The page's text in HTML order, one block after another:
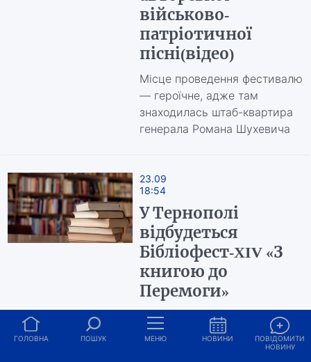
військово-
патріотичної
пісні(відео)
Місце проведення фестивалю
— героїчне, адже там
знаходилась штаб-квартира
генерала Романа Шухевича
23.09
18:54
У Тернополі
відбудеться
Бібліофест-XIV «З
книгою до
Перемоги»
До фестивалю приєднаються
відомі українські письменники
та видавці, які привезуть до
ГОЛОВНА ПОШУК МЕНЮ НОВИНИ
ПОВІДОМИТИ
НОВИНУ